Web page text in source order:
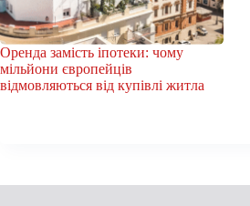
Оренда замість іпотеки: чому
мільйони європейців
відмовляються від купівлі житла